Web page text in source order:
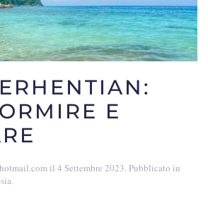
E
il 4 Settembre 2023. Pubblicato in
.